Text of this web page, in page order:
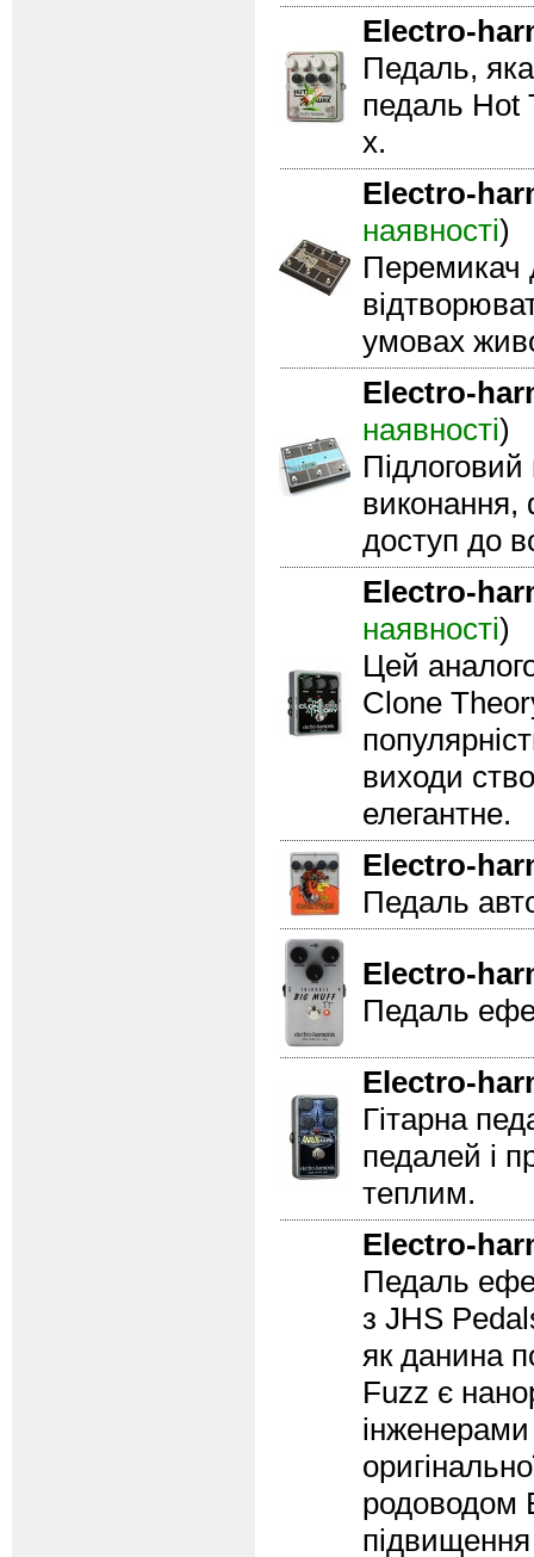
Electro-
Педаль,
педаль Hot
х.
Electro-
наявності)
Перемикач
умовах
Electro-
наявності)
виконання,
доступ до
Electro-
наявності)
Цей
Clone
виходи
елегантне.
Electro-
Педаль
Electro-
Педаль
Electro-
Гітарна
педалей і
теплим.
Electro-
Педаль
з JHS
як данина
Fuzz є
інженерами
родоводом